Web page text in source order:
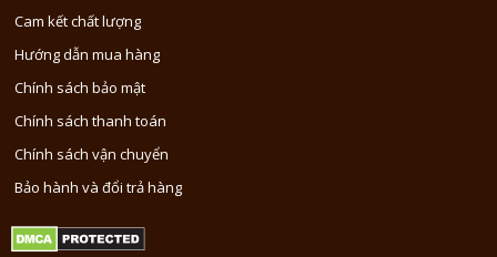
Cam kết chất lượng
Hướng dẫn mua hàng
Chính sách bảo mật
Chính sách thanh toán
Chính sách vận chuyển
Bảo hành và đổi trả hàng